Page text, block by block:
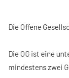
Die Offene
Die OG ist eine
mindestens zwei